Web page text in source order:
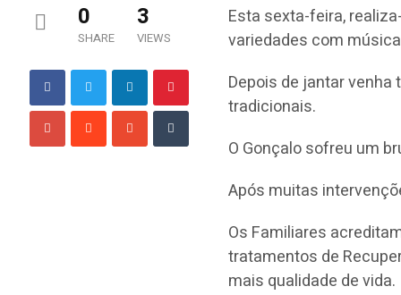
0
SHARE
3
VIEWS
Esta sexta-feira,
variedades com
Depois de jantar
tradicionais.
O Gonçalo sofreu um
Após muitas
Os Familiares
tratamentos de
mais qualidade de vida.